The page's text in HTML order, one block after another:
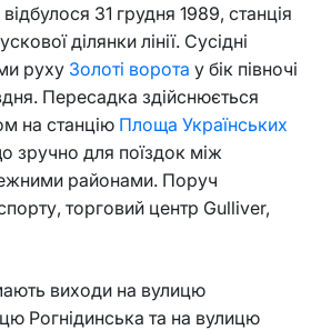
31 грудня 1989, станція
ділянки лінії. Сусідні
руху Золоті ворота у бік півночі
Пересадка здійснюється
на станцію Площа Українських
зручно для поїздок між
районами. Поруч
торговий центр Gulliver,
виходи на вулицю
Рогнідинська та на вулицю